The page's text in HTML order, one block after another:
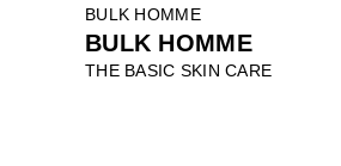
BULK HOMME
BULK HOMME
THE BASIC SKIN CARE